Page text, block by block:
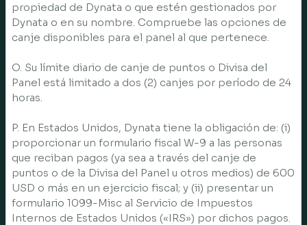
propiedad de Dynata o que estén gestionados por
Dynata o en su nombre. Compruebe las opciones de
canje disponibles para el panel al que pertenece.
O. Su límite diario de canje de puntos o Divisa del
Panel está limitado a dos (2) canjes por período de 24
horas.
P. En Estados Unidos, Dynata tiene la obligación de: (i)
proporcionar un formulario fiscal W-9 a las personas
que reciban pagos (ya sea a través del canje de
puntos o de la Divisa del Panel u otros medios) de 600
USD o más en un ejercicio fiscal; y (ii) presentar un
formulario 1099-Misc al Servicio de Impuestos
Internos de Estados Unidos («IRS») por dichos pagos.